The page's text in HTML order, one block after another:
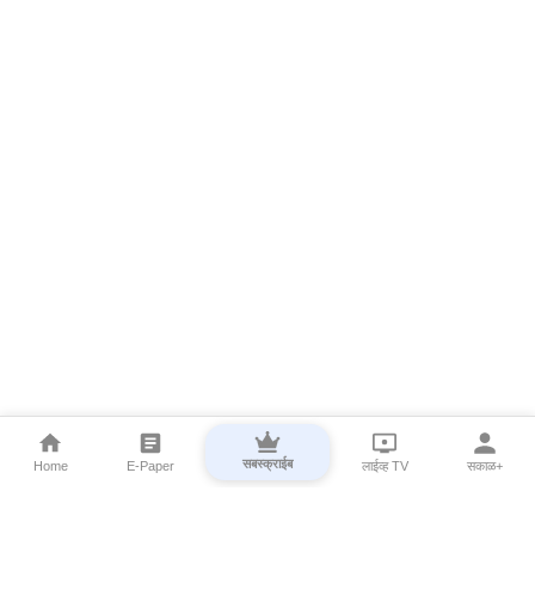
Home E-Paper सबस्क्राईब लाईव्ह TV सकाळ+